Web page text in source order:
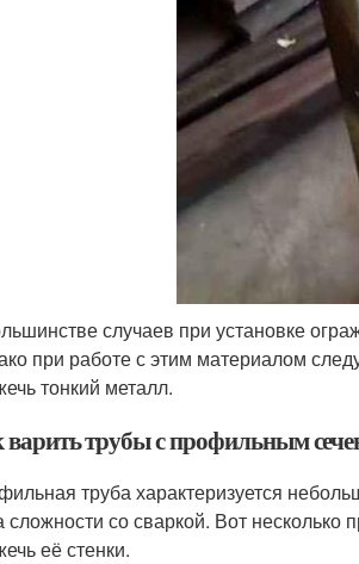
случаев при установке
при работе с этим материалом
тонкий металл.
трубы с профильным
труба характеризуется
сложности со сваркой. Вот несколько
её стенки.